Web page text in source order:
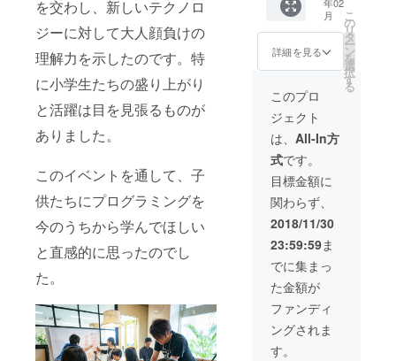
を交わし、新しいテクノロ
ジーに対して大人顔負けの
理解力を示したのです。特
に小学生たちの盛り上がり
と活躍は目を見張るものが
ありました。
このイベントを通して、子
供たちにプログラミングを
今のうちから学んでほしい
と直感的に思ったのでし
た。
イン中
です。
・ス
タッフT
マーク
（小サ
イズ）
を掲載
いたし
ます。
・運営
メン
バーが
ミラー
レス一
眼レフ
カメラ
で撮影
した宮
古島の
美しい
スポッ
の生徒
を参加
させて
いただ
す）※高
校生以
上推奨
・２月
冬祭り
のス
タッフT
シャツ
プレゼ
ント
(S/M/L)
(白) ※現
在デザ
イン中
です。
・ス
タッフT
シャツ
にロゴ
る権利
です。
運営の
裏話や
苦労話
を語り
会えま
す。 ※
飲食代
や会場
までの
交通費
などは
自己負
担とな
りま
す。
（2019
年2月、
宮古島
の居酒
屋で開
催予
定） ・
月
詳細を見る
こ
の
リ
タ
ー
ン
を
選
択
す
る
このプロ
ジェクト
は、 All-In方
式です。
目標金額に
関わらず、
2018/11/30
23:59:59ま
でに集まっ
た金額が
ファンディ
ングされま
す。